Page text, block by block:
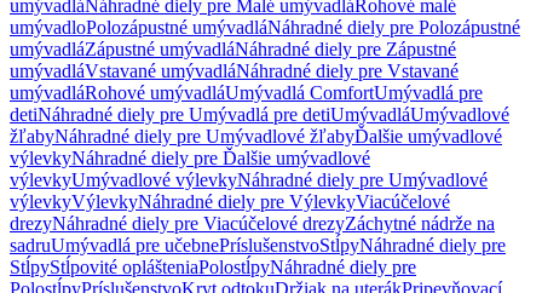
umývadláNáhradné diely pre Malé umývadláRohové malé
umývadloPolozápustné umývadláNáhradné diely pre Polozápustné
umývadláZápustné umývadláNáhradné diely pre Zápustné
umývadláVstavané umývadláNáhradné diely pre Vstavané
umývadláRohové umývadláUmývadlá ComfortUmývadlá pre
detiNáhradné diely pre Umývadlá pre detiUmývadláUmývadlové
žľabyNáhradné diely pre Umývadlové žľabyĎalšie umývadlové
výlevkyNáhradné diely pre Ďalšie umývadlové
výlevkyUmývadlové výlevkyNáhradné diely pre Umývadlové
výlevkyVýlevkyNáhradné diely pre VýlevkyViacúčelové
drezyNáhradné diely pre Viacúčelové drezyZáchytné nádrže na
sadruUmývadlá pre učebnePríslušenstvoStĺpyNáhradné diely pre
StĺpyStĺpovité oplášteniaPolostĺpyNáhradné diely pre
PolostĺpyPríslušenstvoKryt odtokuDržiak na uterákPripevňovací